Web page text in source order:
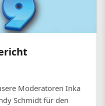
Moderatoren Inka
Schmidt für den